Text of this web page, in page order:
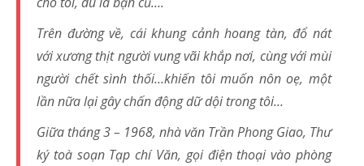
Trên đường về, cái khung cảnh hoang tàn, đổ nát
với xương thịt người vung vãi khắp nơi, cùng với mùi
người chết sình thối…khiến tôi muốn nôn oẹ, một
lần nữa lại gây chấn động dữ dội trong tôi…
Giữa tháng 3 – 1968, nhà văn Trần Phong Giao, Thư
ký toà soạn Tạp chí Văn, gọi điện thoại vào phòng